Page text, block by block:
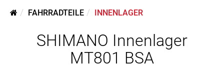
FAHRRADTEILE INNENLAGER
SHIMANO Innenlager
MT801 BSA